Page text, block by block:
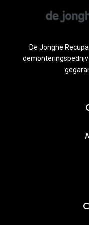
De Jonghe